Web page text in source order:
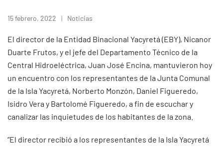
15 febrero, 2022 Noticias
El director de la Entidad Binacional Yacyretá (EBY), Nicanor
Duarte Frutos, y el jefe del Departamento Técnico de la
Central Hidroeléctrica, Juan José Encina, mantuvieron hoy
un encuentro con los representantes de la Junta Comunal
de la Isla Yacyretá, Norberto Monzón, Daniel Figueredo,
Isidro Vera y Bartolomé Figueredo, a fin de escuchar y
canalizar las inquietudes de los habitantes de la zona.
“El director recibió a los representantes de la Isla Yacyretá